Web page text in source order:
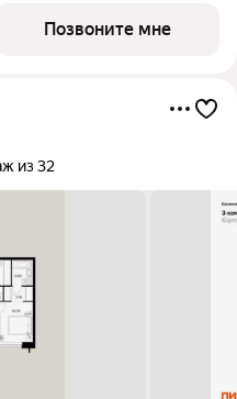
пешком до станций метро
Позвоните мне
из 32